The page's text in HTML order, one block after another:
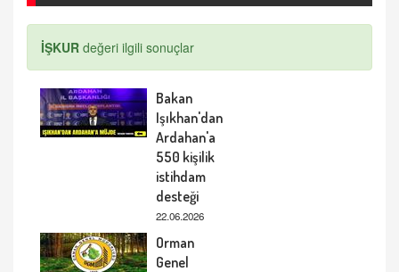
İŞKUR değeri ilgili sonuçlar
Bakan
Işıkhan'dan
Ardahan'a
550 kişilik
istihdam
desteği
22.06.2026
Orman
Genel